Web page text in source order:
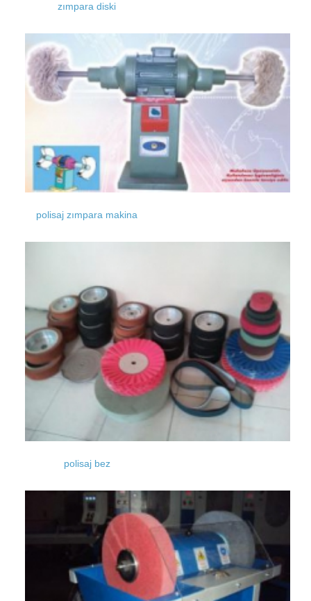
zımpara diski
polisaj zımpara makina
polisaj bez